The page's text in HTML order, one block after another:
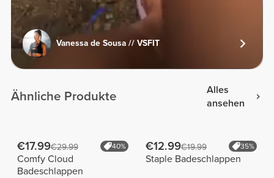
Vanessa de Sousa // VSFIT
Ähnliche Produkte
Alles
ansehen
€17.99€29.99 40%
Comfy Cloud
Badeschlappen
€12.99€19.99 35%
Staple Badeschlappen